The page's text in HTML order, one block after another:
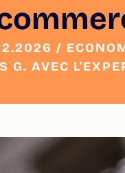
/
G. AVEC